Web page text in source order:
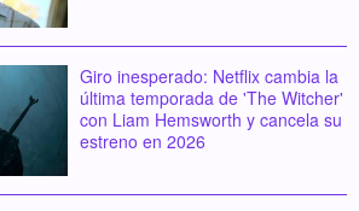
Giro inesperado: Netflix cambia la
última temporada de 'The Witcher'
con Liam Hemsworth y cancela su
estreno en 2026